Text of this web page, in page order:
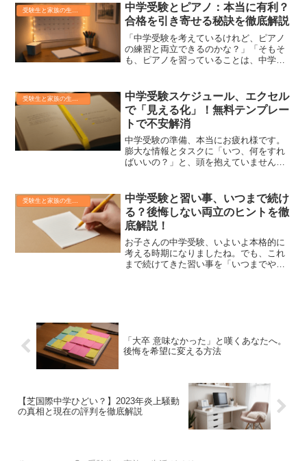
に感じていませんか？塾代が「もったい
ない」と感じる気持ち、よく...
中学受験とピアノ：本当に有利？
合格を引き寄せる秘訣を徹底解説
「中学受験を考えているけれど、ピアノ
の練習と両立できるのかな？」「そもそ
も、ピアノを習っていることは、中学受
はこんな悩みを抱えたことがあるかもし
れませんね。安心してくだ...
中学受験スケジュール、エクセル
で「見える化」！無料テンプレー
トで不安解消
中学受験の準備、本当にお疲れ様です。
膨大な情報とタスクに「いつ、何をすれ
ばいいの？」と、頭を抱えていません
らを抜け漏れなく、かつ効率的に進める
のは至難の業ですよね。でも...
受験生と家族の生活ガイド
中学受験と習い事、いつまで続け
る？後悔しない両立のヒントを徹
底解説！
お子さんの中学受験、いよいよ本格的に
考える時期になりましたね。でも、これ
まで続けてきた習い事を「いつまでやる
「大卒 意味なかった」と嘆くあなたへ。
後悔を希望に変える方法
【芝国際中学ひどい？】2023年炎上騒動
の真相と現在の評判を徹底解説